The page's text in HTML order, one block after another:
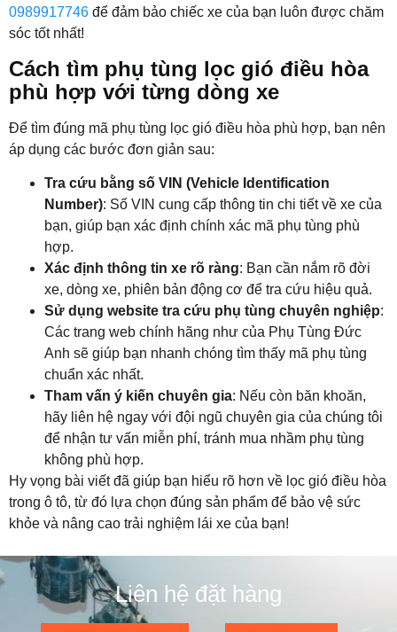
0989917746 để đảm bảo chiếc xe của bạn luôn được chăm
sóc tốt nhất!
Cách tìm phụ tùng lọc gió điều hòa
phù hợp với từng dòng xe
Để tìm đúng mã phụ tùng lọc gió điều hòa phù hợp, bạn nên
áp dụng các bước đơn giản sau:
Tra cứu bằng số VIN (Vehicle Identification
Number): Số VIN cung cấp thông tin chi tiết về xe của
bạn, giúp bạn xác định chính xác mã phụ tùng phù
hợp.
Xác định thông tin xe rõ ràng: Bạn cần nắm rõ đời
xe, dòng xe, phiên bản động cơ để tra cứu hiệu quả.
Sử dụng website tra cứu phụ tùng chuyên nghiệp:
Các trang web chính hãng như của Phụ Tùng Đức
Anh sẽ giúp bạn nhanh chóng tìm thấy mã phụ tùng
chuẩn xác nhất.
Tham vấn ý kiến chuyên gia: Nếu còn băn khoăn,
hãy liên hệ ngay với đội ngũ chuyên gia của chúng tôi
để nhận tư vấn miễn phí, tránh mua nhầm phụ tùng
không phù hợp.
Hy vọng bài viết đã giúp bạn hiểu rõ hơn về lọc gió điều hòa
trong ô tô, từ đó lựa chọn đúng sản phẩm để bảo vệ sức
khỏe và nâng cao trải nghiệm lái xe của bạn!
Liên hệ đặt hàng